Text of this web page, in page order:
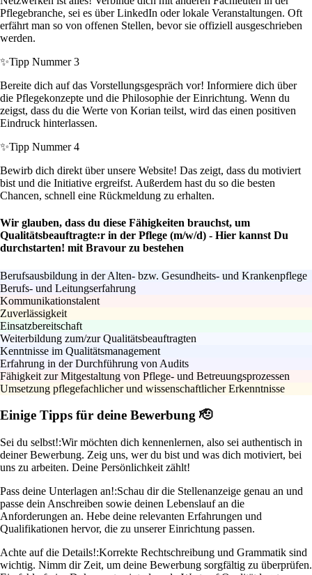
Pflegebranche, sei es über LinkedIn oder lokale Veranstaltungen. Oft
erfährt man so von offenen Stellen, bevor sie offiziell ausgeschrieben
werden.
✨Tipp Nummer 3
Bereite dich auf das Vorstellungsgespräch vor! Informiere dich über
die Pflegekonzepte und die Philosophie der Einrichtung. Wenn du
zeigst, dass du die Werte von Korian teilst, wird das einen positiven
Eindruck hinterlassen.
✨Tipp Nummer 4
Bewirb dich direkt über unsere Website! Das zeigt, dass du motiviert
bist und die Initiative ergreifst. Außerdem hast du so die besten
Chancen, schnell eine Rückmeldung zu erhalten.
Wir glauben, dass du diese Fähigkeiten brauchst, um
Qualitätsbeauftragte:r in der Pflege (m/w/d) - Hier kannst Du
durchstarten! mit Bravour zu bestehen
Berufsausbildung in der Alten- bzw. Gesundheits- und Krankenpflege
Berufs- und Leitungserfahrung
Kommunikationstalent
Zuverlässigkeit
Einsatzbereitschaft
Weiterbildung zum/zur Qualitätsbeauftragten
Kenntnisse im Qualitätsmanagement
Erfahrung in der Durchführung von Audits
Fähigkeit zur Mitgestaltung von Pflege- und Betreuungsprozessen
Umsetzung pflegefachlicher und wissenschaftlicher Erkenntnisse
Einige Tipps für deine Bewerbung 🫡
Sei du selbst!:Wir möchten dich kennenlernen, also sei authentisch in
deiner Bewerbung. Zeig uns, wer du bist und was dich motiviert, bei
uns zu arbeiten. Deine Persönlichkeit zählt!
Pass deine Unterlagen an!:Schau dir die Stellenanzeige genau an und
passe dein Anschreiben sowie deinen Lebenslauf an die
Anforderungen an. Hebe deine relevanten Erfahrungen und
Qualifikationen hervor, die zu unserer Einrichtung passen.
Achte auf die Details!:Korrekte Rechtschreibung und Grammatik sind
wichtig. Nimm dir Zeit, um deine Bewerbung sorgfältig zu überprüfen.